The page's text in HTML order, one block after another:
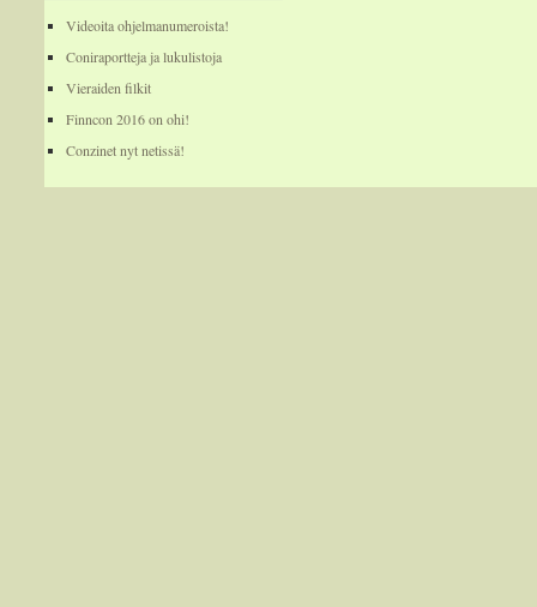
Videoita ohjelmanumeroista!
Coniraportteja ja lukulistoja
Vieraiden filkit
Finncon 2016 on ohi!
Conzinet nyt netissä!